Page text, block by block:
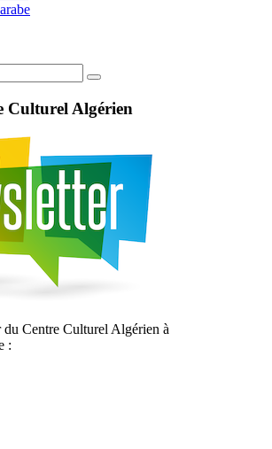
Culturel Algérien
Centre Culturel Algérien à
: